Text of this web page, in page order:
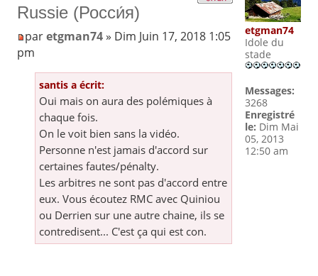
Russie (Росси́я)
paretgman74» Dim Juin 17, 2018 1:05
pm
santis a écrit:
Oui mais on aura des polémiques à
chaque fois.
On le voit bien sans la vidéo.
Personne n'est jamais d'accord sur
certaines fautes/pénalty.
Les arbitres ne sont pas d'accord entre
eux. Vous écoutez RMC avec Quiniou
ou Derrien sur une autre chaine, ils se
contredisent... C'est ça qui est con.
etgman74
Idole du
stade
Messages:
3268
Enregistré
le: Dim Mai
05, 2013
12:50 am